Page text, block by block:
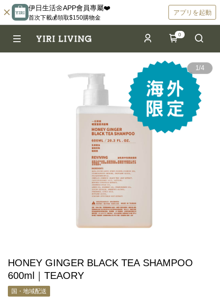
伊日生活🌼APP會員專屬❤️
首次下載💰領取$150購物金
アプリを起動
0
1/4
HONEY GINGER BLACK TEA SHAMPOO
600ml｜TEAORY
国・地域配送